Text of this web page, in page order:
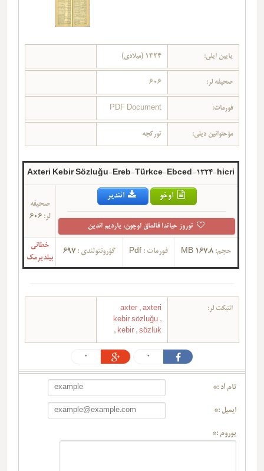
یایین ایلی: 1324 (میلادی)
صحیفه لر: 606
فورمات: PDF Document
مؤحتوانین دیلی: تورکجه
Axteri Kebir Sözluğu-Ereb-Türkce-Ebced-1324-hicri
اوخو ائندیر
توروز حیاتدا قالماق اوچون، یاردیم ائدین
صحیفه
لر: 606
حجم: 167.8 MB فورمات : Pdf گؤرونتولندی : 697
خطانی
بیلدیرمک
ائتیکت لر: axter , axteri
kebir sözluğu ,
kebir , sözluk
,
0
0
تام آد :*
ایمیل :*
یوروم :*